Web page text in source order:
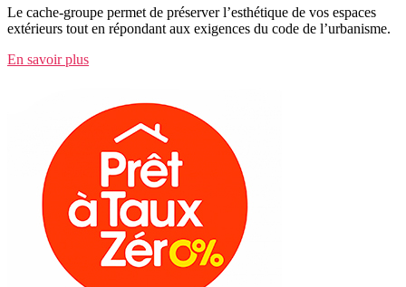
Le cache-groupe permet de préserver l’esthétique de vos espaces
extérieurs tout en répondant aux exigences du code de l’urbanisme.
En savoir plus